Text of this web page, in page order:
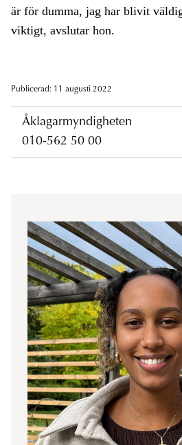
är för dumma, jag har blivit
viktigt, avslutar hon.
Publicerad: 11 augusti 2022
Åklagarmyndigheten
010-562 50 00